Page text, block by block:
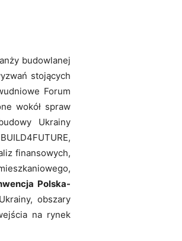
budowlanej
stojących
Forum
wokół spraw
Ukrainy
finansowych,
Polska-
obszary
na rynek